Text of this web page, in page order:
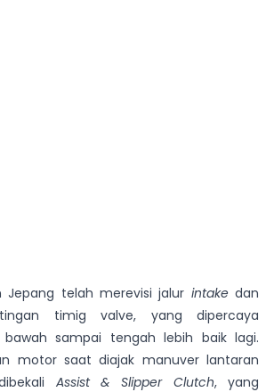
Jepang telah merevisi jalur intakedan
timig valve, yang dipercaya
sampai tengah lebih baik lagi.
motor saat diajak manuver lantaran
Assist & Slipper Clutch, yang